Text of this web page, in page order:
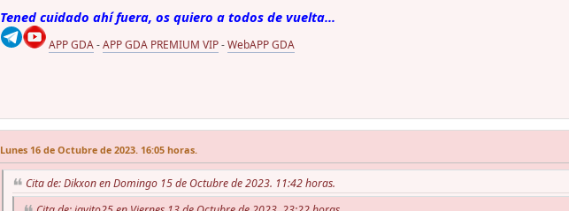
Tened cuidado ahí fuera, os quiero a todos de vuelta...
APP GDA-APP GDA PREMIUM VIP-WebAPP GDA
Lunes 16 de Octubre de 2023. 16:05 horas.
Cita de: Dikxon en Domingo 15 de Octubre de 2023. 11:42 horas.